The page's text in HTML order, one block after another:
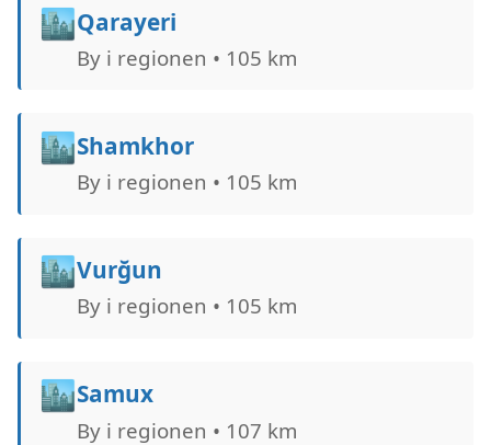
🏙️Qarayeri
By i regionen • 105 km
🏙️Shamkhor
By i regionen • 105 km
🏙️Vurğun
By i regionen • 105 km
🏙️Samux
By i regionen • 107 km